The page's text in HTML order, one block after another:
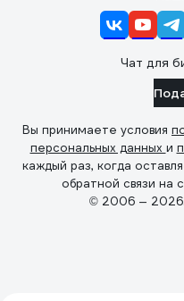
Чат для
Вы принимаете условия
персональных данных и
каждый раз, когда
обратной связи на
© 2006 —